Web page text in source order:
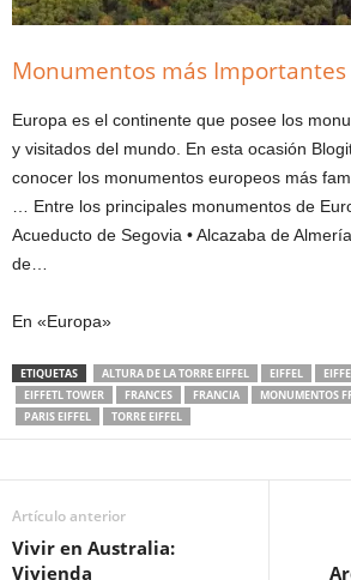
Monumentos más Importantes
Europa es el continente que posee los
y visitados del mundo. En esta ocasión
conocer los monumentos europeos más
… Entre los principales monumentos de
Acueducto de Segovia • Alcazaba de
de…
En «Europa»
ETIQUETAS ALTURA DE LA TORRE EIFFEL EIFFEL
EIFFETL TOWER
FRANCES FRANCIA MONUMENTOS
PARIS EIFFEL
TORRE EIFFEL
Artículo anterior
Vivir en Australia:
Vivienda